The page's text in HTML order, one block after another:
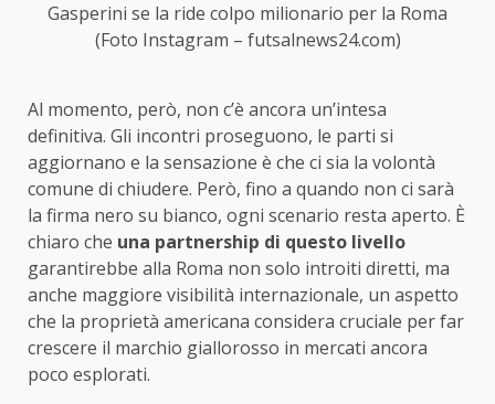
Gasperini se la ride colpo milionario per la Roma
(Foto Instagram – futsalnews24.com)
Al momento, però, non c’è ancora un’intesa
definitiva. Gli incontri proseguono, le parti si
aggiornano e la sensazione è che ci sia la volontà
comune di chiudere. Però, fino a quando non ci sarà
la firma nero su bianco, ogni scenario resta aperto. È
chiaro che una partnership di questo livello
garantirebbe alla Roma non solo introiti diretti, ma
anche maggiore visibilità internazionale, un aspetto
che la proprietà americana considera cruciale per far
crescere il marchio giallorosso in mercati ancora
poco esplorati.